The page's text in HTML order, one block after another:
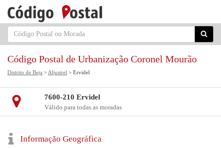
Código Postal de Urbanização Coronel Mourão
Distrito de Beja > Aljustrel > Ervidel
7600-210 Ervidel
Válido para todas as moradas
Informação Geográfica